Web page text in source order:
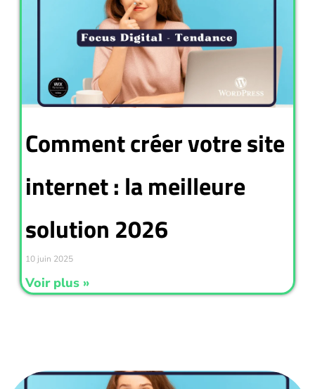
Comment créer votre site
internet : la meilleure
solution 2026
10 juin 2025
Voir plus »